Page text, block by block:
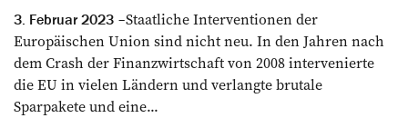
3. Februar 2023
Staatliche Interventionen der
Europäischen Union sind nicht neu. In den Jahren nach
dem Crash der Finanzwirtschaft von 2008 intervenierte
die EU in vielen Ländern und verlangte brutale
Sparpakete und eine...